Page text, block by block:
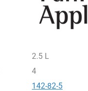
2.5 L
4
142-82-5